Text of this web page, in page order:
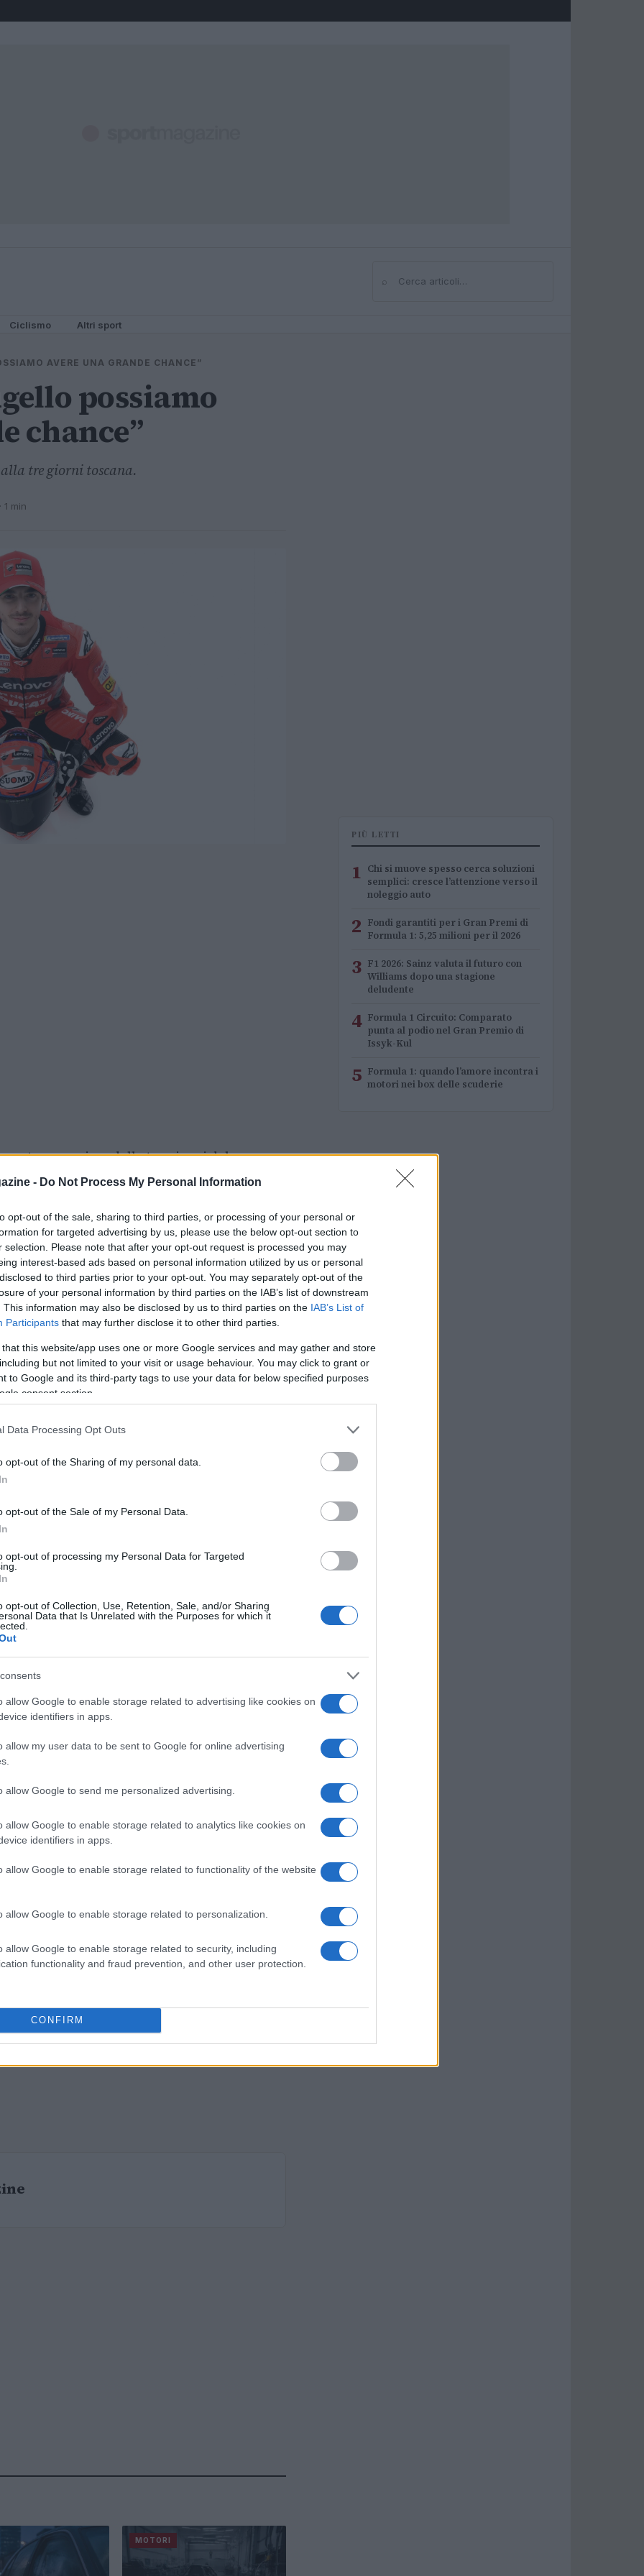
- Do Not Process My Personal Information
opt-out of the sale, sharing to third parties, or processing of your personal or
for targeted advertising by us, please use the below opt-out section to
selection. Please note that after your opt-out request is processed you may
interest-based ads based on personal information utilized by us or personal
to third parties prior to your opt-out. You may separately opt-out of the
of your personal information by third parties on the IAB’s list of downstream
This information may also be disclosed by us to third parties on the IAB’s List of
Participants that may further disclose it to other third parties.
that this website/app uses one or more Google services and may gather and store
but not limited to your visit or usage behaviour. You may click to grant or
to Google and its third-party tags to use your data for below specified purposes
consent section.
Data Processing Opt Outs
opt-out of the Sharing of my personal data.
opt-out of the Sale of my Personal Data.
opt-out of processing my Personal Data for Targeted
opt-out of Collection, Use, Retention, Sale, and/or Sharing
Data that Is Unrelated with the Purposes for which it
allow Google to enable storage related to advertising like cookies on
identifiers in apps.
allow my user data to be sent to Google for online advertising
allow Google to send me personalized advertising.
allow Google to enable storage related to analytics like cookies on
identifiers in apps.
allow Google to enable storage related to functionality of the website
allow Google to enable storage related to personalization.
allow Google to enable storage related to security, including
functionality and fraud prevention, and other user protection.
CONFIRM
⌕Cerca
Ciclismo Altri sport
AVERE UNA GRANDE CHANCE”
possiamo
chance”
tre giorni toscana.
· 1 min
stampa prima della tre giorni del
mia prima gara in MotoGP qui, ma non è
ad essere costante e competitivo
centauro della Ducati.
dei bolidi Ducati: “Dobbiamo cercare di
piace, la Ducati si adatta molto bene,
stanno facendo un grande
dal 2022 in Australia avremo un
sicurezza, in futuro credo faranno
che ricoprirà il ruolo da team manager
card in Moto3: “Sono molto felice,
ho detto che è stato molto bravo con i
sono molto contento di vederlo nel
con me e ora sia team manager di un
Valentino per avergli concesso questa
MOTORI
PIÙ LETTI
1 Chi si muove spesso cerca soluzioni
semplici: cresce l’attenzione verso il
noleggio auto
2 Fondi garantiti per i Gran Premi di
Formula 1: 5,25 milioni per il 2026
3 F1 2026: Sainz valuta il futuro con
Williams dopo una stagione
deludente
4 Formula 1 Circuito: Comparato
punta al podio nel Gran Premio di
Issyk-Kul
5 Formula 1: quando l’amore incontra i
motori nei box delle scuderie